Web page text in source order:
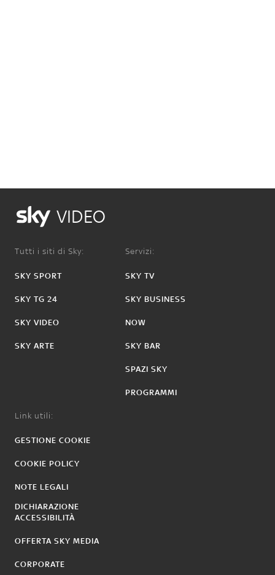
VIDEO
Tutti i siti di Sky:
SKY SPORT
SKY TG 24
SKY VIDEO
SKY ARTE
Servizi:
SKY TV
SKY BUSINESS
NOW
SKY BAR
SPAZI SKY
PROGRAMMI
Link utili:
GESTIONE COOKIE
COOKIE POLICY
NOTE LEGALI
DICHIARAZIONE
ACCESSIBILITÀ
OFFERTA SKY MEDIA
CORPORATE